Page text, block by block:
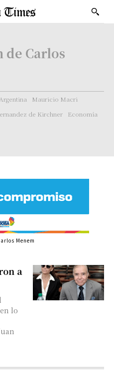
de Carlos
Argentina
Mauricio Macri
de Kirchner
Economía
a
lo
Menem